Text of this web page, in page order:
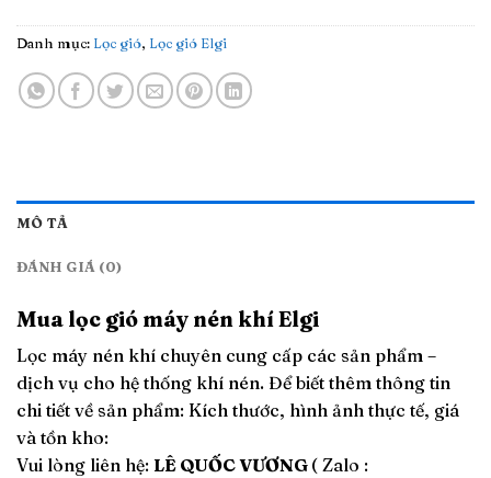
Danh mục: Lọc gió, Lọc gió Elgi
MÔ TẢ
ĐÁNH GIÁ (0)
Mua lọc gió máy nén khí Elgi
Lọc máy nén khí chuyên cung cấp các sản phẩm –
dịch vụ cho hệ thống khí nén. Để biết thêm thông tin
chi tiết về sản phẩm: Kích thước, hình ảnh thực tế, giá
và tồn kho:
Vui lòng liên hệ: LÊ QUỐC VƯƠNG ( Zalo :